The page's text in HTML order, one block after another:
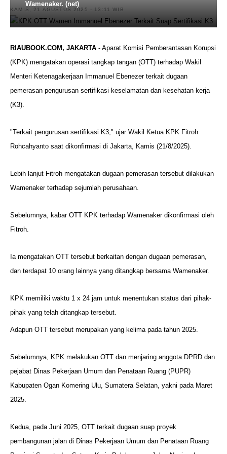
KAMIS, 21 AGUSTUS 2025 - 13:11 WIB
Wamenaker. (net)
RIAUBOOK.COM, JAKARTA - Aparat Komisi Pemberantasan Korupsi
(KPK) mengatakan operasi tangkap tangan (OTT) terhadap Wakil
Menteri Ketenagakerjaan Immanuel Ebenezer terkait dugaan
pemerasan pengurusan sertifikasi keselamatan dan kesehatan kerja
(K3).
"Terkait pengurusan sertifikasi K3," ujar Wakil Ketua KPK Fitroh
Rohcahyanto saat dikonfirmasi di Jakarta, Kamis (21/8/2025).
Lebih lanjut Fitroh mengatakan dugaan pemerasan tersebut dilakukan
Wamenaker terhadap sejumlah perusahaan.
Sebelumnya, kabar OTT KPK terhadap Wamenaker dikonfirmasi oleh
Fitroh.
Ia mengatakan OTT tersebut berkaitan dengan dugaan pemerasan,
dan terdapat 10 orang lainnya yang ditangkap bersama Wamenaker.
KPK memiliki waktu 1 x 24 jam untuk menentukan status dari pihak-
pihak yang telah ditangkap tersebut.
Adapun OTT tersebut merupakan yang kelima pada tahun 2025.
Sebelumnya, KPK melakukan OTT dan menjaring anggota DPRD dan
pejabat Dinas Pekerjaan Umum dan Penataan Ruang (PUPR)
Kabupaten Ogan Komering Ulu, Sumatera Selatan, yakni pada Maret
2025.
Kedua, pada Juni 2025, OTT terkait dugaan suap proyek
pembangunan jalan di Dinas Pekerjaan Umum dan Penataan Ruang